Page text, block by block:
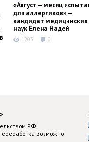
«Август — месяц
для аллергиков» —
кандидат медицинских
наук Елена Надей
1203 0
РФ.
возможно